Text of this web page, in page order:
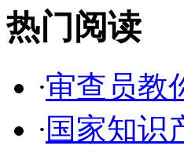
热门阅读
·审查员教
·国家知识